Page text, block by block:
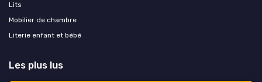
Lits
Mobilier de chambre
Literie enfant et bébé
Les plus lus